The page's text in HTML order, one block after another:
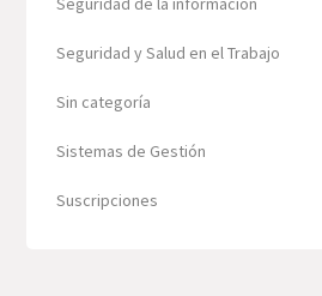
Seguridad y Salud en el Trabajo
Sin categoría
Sistemas de Gestión
Suscripciones